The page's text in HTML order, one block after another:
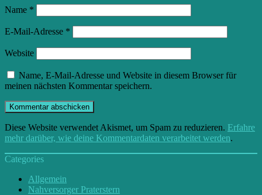
Name *
E-Mail-Adresse *
Website
Name, E-Mail-Adresse und Website in diesem Browser für
meinen nächsten Kommentar speichern.
Diese Website verwendet Akismet, um Spam zu reduzieren. Erfahre
mehr darüber, wie deine Kommentardaten verarbeitet werden.
Categories
Allgemein
Nahversorger Praterstern